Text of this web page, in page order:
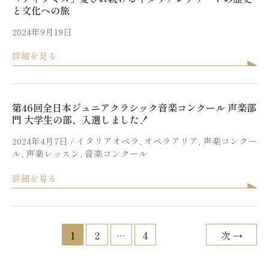
と文化への旅
2024年9月19日
詳細を見る
第46回全日本ジュニアクラシック音楽コンクール 声楽部
門 大学生の部、入選しました！
2024年4月7日 / イタリアオペラ, オペラアリア, 声楽コンクー
ル, 声楽レッスン, 音楽コンクール
詳細を見る
1 2 … 4 次 →